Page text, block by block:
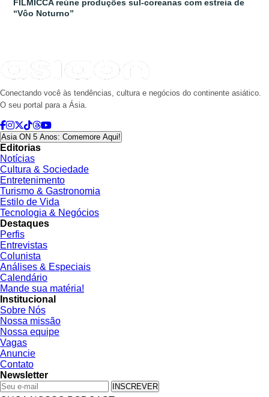
FILMICCA reúne produções sul-coreanas com estreia de
“Vôo Noturno”
Conectando você às tendências, cultura e negócios do continente asiático.
O seu portal para a Ásia.
Asia ON 5 Anos: Comemore Aqui!
Editorias
Notícias
Cultura & Sociedade
Entretenimento
Turismo & Gastronomia
Estilo de Vida
Tecnologia & Negócios
Destaques
Perfis
Entrevistas
Colunista
Análises & Especiais
Calendário
Mande sua matéria!
Institucional
Sobre Nós
Nossa missão
Nossa equipe
Vagas
Anuncie
Contato
Newsletter
INSCREVER